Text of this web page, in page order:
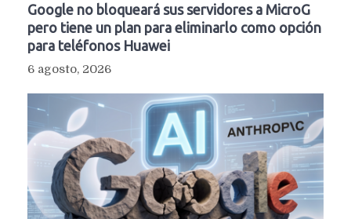
Google no bloqueará sus servidores a MicroG
pero tiene un plan para eliminarlo como opción
para teléfonos Huawei
6 agosto, 2026